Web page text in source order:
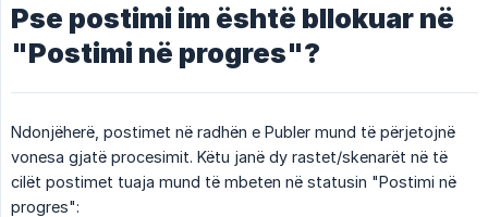
Pse postimi im është bllokuar në
"Postimi në progres"?
Ndonjëherë, postimet në radhën e Publer mund të përjetojnë
vonesa gjatë procesimit. Këtu janë dy rastet/skenarët në të
cilët postimet tuaja mund të mbeten në statusin "Postimi në
progres":